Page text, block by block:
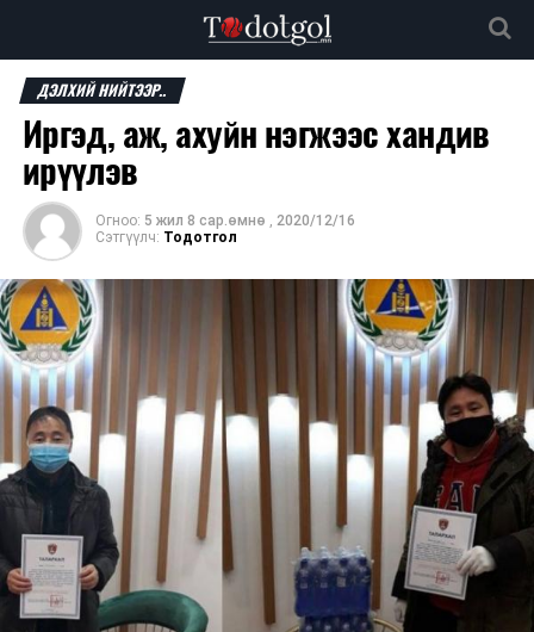
ДЭЛХИЙ НИЙТЭЭР..
Иргэд, аж, ахуйн нэгжээс хандив
ирүүлэв
Огноо: 5 жил 8 сар.өмнө , 2020/12/16
Сэтгүүлч: Тодотгол